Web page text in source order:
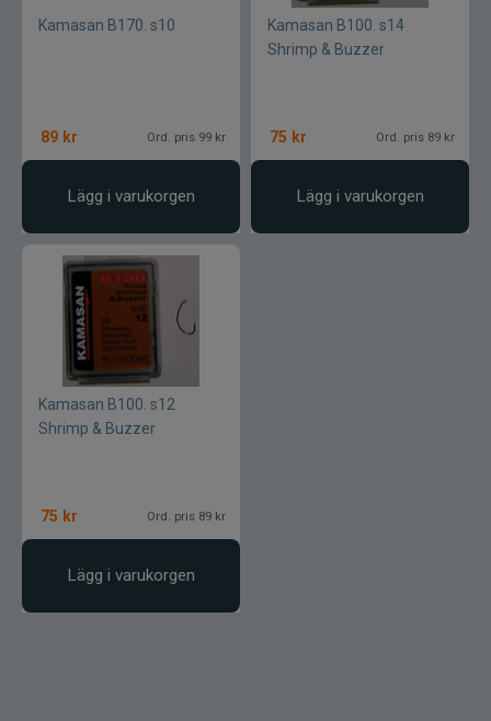
Kamasan B170. s10
89 kr Ord. pris 99 kr
Lägg i varukorgen
Kamasan B100. s14
Shrimp & Buzzer
75 kr Ord. pris 89 kr
Lägg i varukorgen
Kamasan B100. s12
Shrimp & Buzzer
75 kr Ord. pris 89 kr
Lägg i varukorgen